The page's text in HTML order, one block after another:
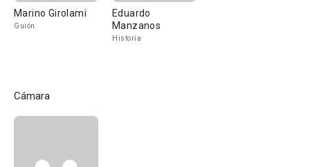
Marino Girolami
Guión
Eduardo
Manzanos
Historia
Cámara